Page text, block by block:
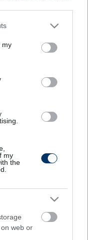
or more Google
You may click to
third-party tags to
in below Google
my
my
the
web or
elődöntő, 1.